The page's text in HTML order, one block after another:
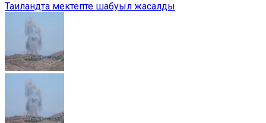
Таиландта мектепте шабуыл жасалды